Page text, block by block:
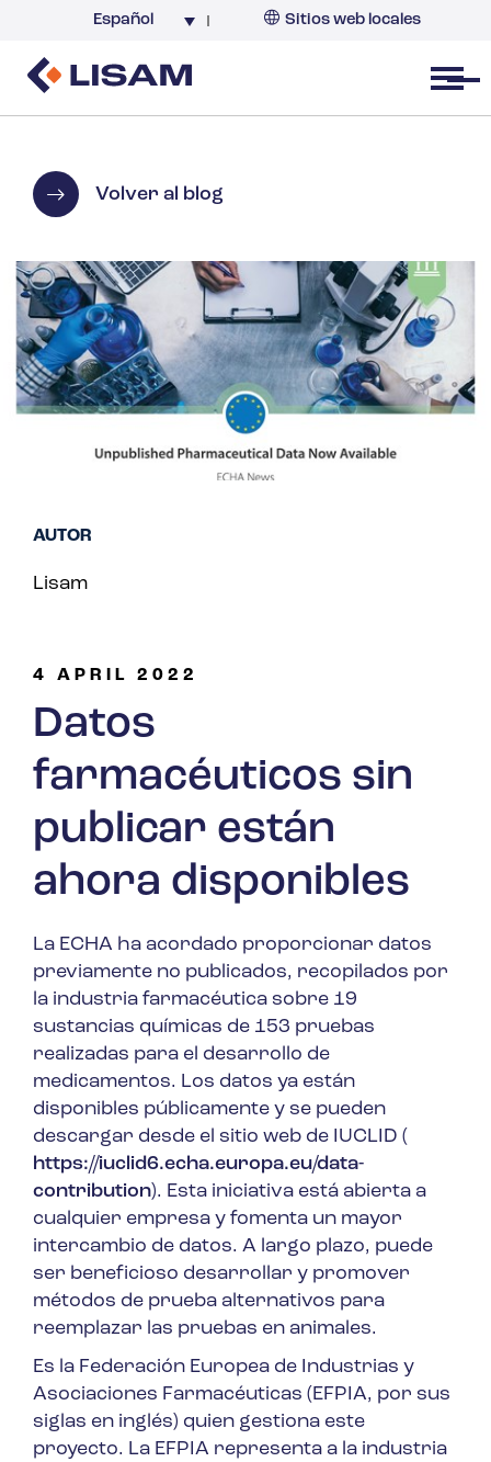
Español Sitios web locales
Open menu
Volver al blog
4 APRIL 2022
Datos
farmacéuticos sin
publicar están
ahora disponibles
La ECHA ha acordado proporcionar datos
previamente no publicados, recopilados por
la industria farmacéutica sobre 19
sustancias químicas de 153 pruebas
realizadas para el desarrollo de
medicamentos. Los datos ya están
disponibles públicamente y se pueden
descargar desde el sitio web de IUCLID (
https://iuclid6.echa.europa.eu/data-
contribution). Esta iniciativa está abierta a
cualquier empresa y fomenta un mayor
intercambio de datos. A largo plazo, puede
ser beneficioso desarrollar y promover
métodos de prueba alternativos para
reemplazar las pruebas en animales.
Es la Federación Europea de Industrias y
Asociaciones Farmacéuticas (EFPIA, por sus
siglas en inglés) quien gestiona este
proyecto. La EFPIA representa a la industria
AUTOR
Lisam